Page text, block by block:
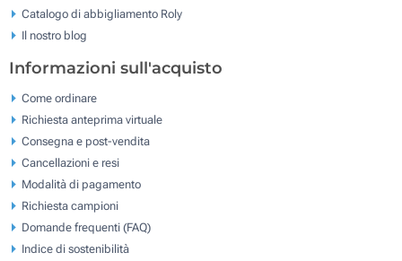
Catalogo di abbigliamento Roly
Il nostro blog
Informazioni sull'acquisto
Come ordinare
Richiesta anteprima virtuale
Consegna e post-vendita
Cancellazioni e resi
Modalità di pagamento
Richiesta campioni
Domande frequenti (FAQ)
Indice di sostenibilità